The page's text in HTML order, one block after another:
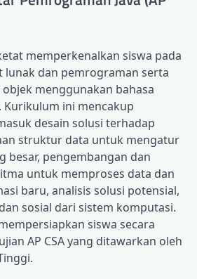
memperkenalkan siswa pada
lunak dan pemrograman serta
menggunakan bahasa
Kurikulum ini mencakup
desain solusi terhadap
struktur data untuk mengatur
besar, pengembangan dan
untuk memproses data dan
baru, analisis solusi potensial,
sosial dari sistem komputasi.
siswa secara
AP CSA yang ditawarkan oleh